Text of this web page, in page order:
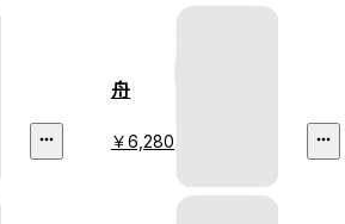
舟
￥6,280